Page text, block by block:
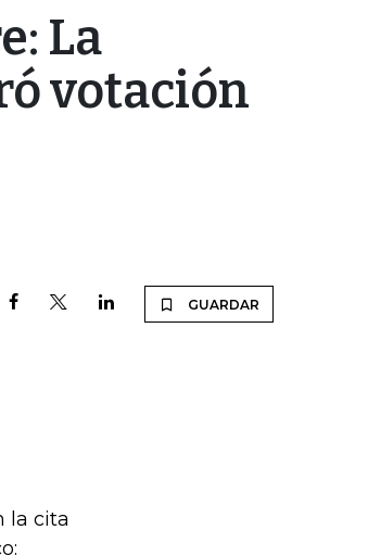
La
votación
GUARDAR
la cita